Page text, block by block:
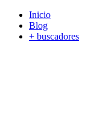
Inicio
Blog
+ buscadores